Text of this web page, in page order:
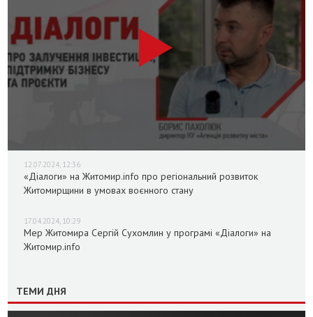
12.07.2024, 12:36
«Діалоги» на Житомир.info про регіональний розвиток
Житомирщини в умовах воєнного стану
17.04.2024, 10:29
Мер Житомира Сергій Сухомлин у програмі «Діалоги» на
Житомир.info
ТЕМИ ДНЯ